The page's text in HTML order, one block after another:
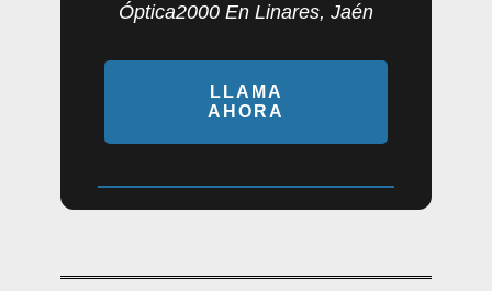
Óptica2000 En Linares, Jaén
LLAMA
AHORA